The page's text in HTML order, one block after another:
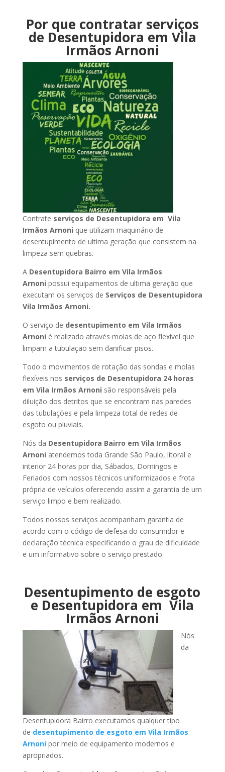
Por que contratar serviços
de Desentupidora em Vila
Irmãos Arnoni
Contrate serviços de Desentupidora em Vila
Irmãos Arnoni que utilizam maquinário de
desentupimento de ultima geração que consistem na
limpeza sem quebras.
A Desentupidora Bairro em Vila Irmãos
Arnoni possui equipamentos de ultima geração que
executam os serviços de Serviços de Desentupidora
Vila Irmãos Arnoni.
O serviço de desentupimento em Vila Irmãos
Arnoni é realizado através molas de aço flexível que
limpam a tubulação sem danificar pisos.
Todo o movimentos de rotação das sondas e molas
flexíveis nos serviços de Desentupidora 24 horas
em Vila Irmãos Arnoni são responsáveis pela
diluição dos detritos que se encontram nas paredes
das tubulações e pela limpeza total de redes de
esgoto ou pluviais.
Nós da Desentupidora Bairro em Vila Irmãos
Arnoni atendemos toda Grande São Paulo, litoral e
interior 24 horas por dia, Sábados, Domingos e
Feriados com nossos técnicos uniformizados e frota
própria de veículos oferecendo assim a garantia de um
serviço limpo e bem realizado.
Todos nossos serviços acompanham garantia de
acordo com o código de defesa do consumidor e
declaração técnica especificando o grau de dificuldade
e um informativo sobre o serviço prestado.
Desentupimento de esgoto
e Desentupidora em Vila
Irmãos Arnoni
Nós
da
Desentupidora Bairro executamos qualquer tipo
de desentupimento de esgoto em Vila Irmãos
Arnonipor meio de equipamento modernos e
apropriados.